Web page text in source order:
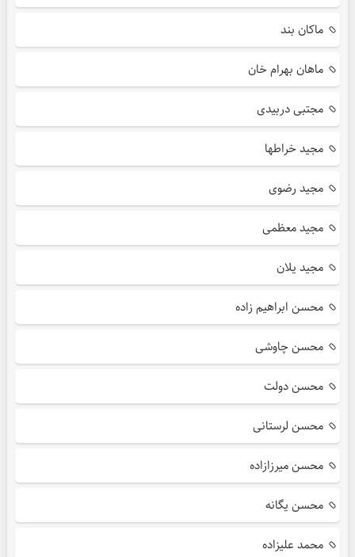
ماکان بند
ماهان بهرام خان
مجتبی دربیدی
مجید خراطها
مجید رضوی
مجید معظمی
مجید یلان
محسن ابراهیم زاده
محسن چاوشی
محسن دولت
محسن لرستانی
محسن میرزازاده
محسن یگانه
محمد علیزاده